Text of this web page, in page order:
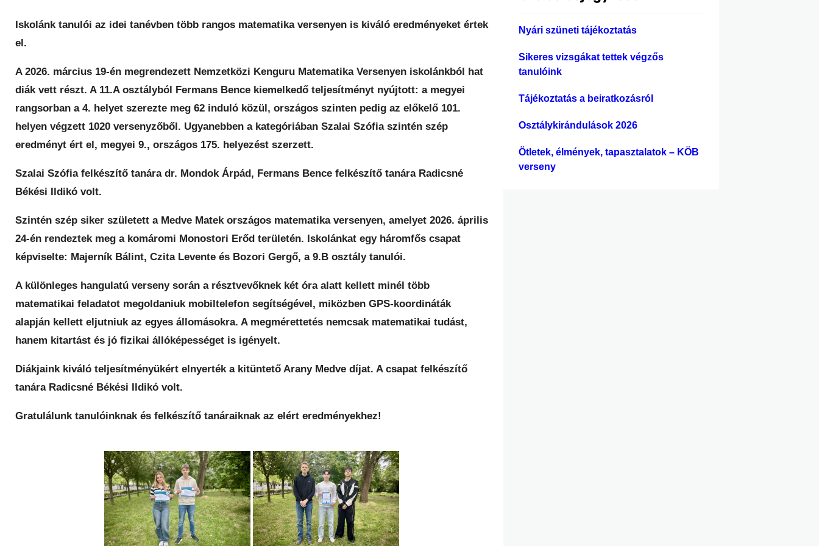
Iskolánk tanulói az idei tanévben több rangos matematika versenyen is kiváló eredményeket értek
el.
A 2026. március 19-én megrendezett Nemzetközi Kenguru Matematika Versenyen iskolánkból hat
diák vett részt. A 11.A osztályból Fermans Bence kiemelkedő teljesítményt nyújtott: a megyei
rangsorban a 4. helyet szerezte meg 62 induló közül, országos szinten pedig az előkelő 101.
helyen végzett 1020 versenyzőből. Ugyanebben a kategóriában Szalai Szófia szintén szép
eredményt ért el, megyei 9., országos 175. helyezést szerzett.
Szalai Szófia felkészítő tanára dr. Mondok Árpád, Fermans Bence felkészítő tanára Radicsné
Békési Ildikó volt.
Szintén szép siker született a Medve Matek országos matematika versenyen, amelyet 2026. április
24-én rendeztek meg a komáromi Monostori Erőd területén. Iskolánkat egy háromfős csapat
képviselte: Majerník Bálint, Czita Levente és Bozori Gergő, a 9.B osztály tanulói.
A különleges hangulatú verseny során a résztvevőknek két óra alatt kellett minél több
matematikai feladatot megoldaniuk mobiltelefon segítségével, miközben GPS-koordináták
alapján kellett eljutniuk az egyes állomásokra. A megmérettetés nemcsak matematikai tudást,
hanem kitartást és jó fizikai állóképességet is igényelt.
Diákjaink kiváló teljesítményükért elnyerték a kitüntető Arany Medve díjat. A csapat felkészítő
tanára Radicsné Békési Ildikó volt.
Gratulálunk tanulóinknak és felkészítő tanáraiknak az elért eredményekhez!
Nyári szüneti tájékoztatás
Sikeres vizsgákat tettek végzős
tanulóink
Tájékoztatás a beiratkozásról
Osztálykirándulások 2026
Ötletek, élmények, tapasztalatok – KÖB
verseny